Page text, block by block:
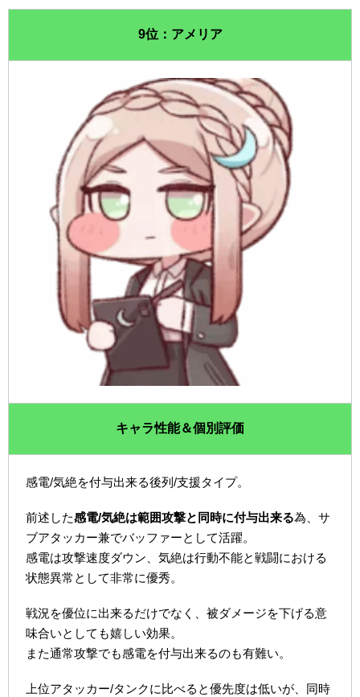
9位：アメリア
キャラ性能＆個別評価
感電/気絶を付与出来る後列/支援タイプ。
前述した感電/気絶は範囲攻撃と同時に付与出来る為、サ
ブアタッカー兼でバッファーとして活躍。
感電は攻撃速度ダウン、気絶は行動不能と戦闘における
状態異常として非常に優秀。
戦況を優位に出来るだけでなく、被ダメージを下げる意
味合いとしても嬉しい効果。
また通常攻撃でも感電を付与出来るのも有難い。
上位アタッカー/タンクに比べると優先度は低いが、同時